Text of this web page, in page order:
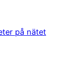
på nätet